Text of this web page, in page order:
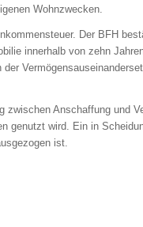
Wohnzwecken.
Der BFH
innerhalb von zehn
zwischen Anschaffung und
genutzt wird. Ein in
ist.